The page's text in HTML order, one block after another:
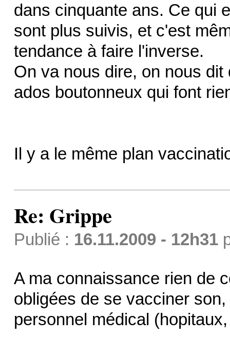
dans cinquante ans. Ce qui
sont plus suivis, et c'est
tendance à faire l'inverse.
On va nous dire, on nous
ados boutonneux qui font
Il y a le même plan
Re: Grippe
Publié : 16.11.2009 - 12h31
A ma connaissance rien de
obligées de se vacciner
personnel médical